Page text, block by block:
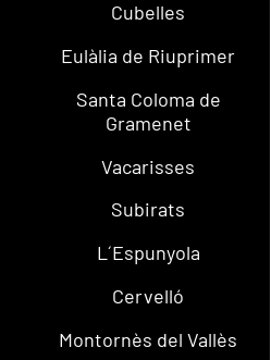
Cubelles
Eulàlia de Riuprimer
Santa Coloma de
Gramenet
Vacarisses
Subirats
L´Espunyola
Cervelló
Montornès del Vallès